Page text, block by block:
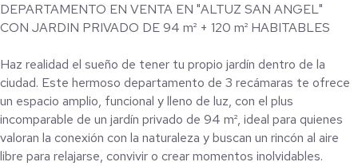
DEPARTAMENTO EN VENTA EN "ALTUZ SAN ANGEL"
CON JARDIN PRIVADO DE 94 m² + 120 m² HABITABLES
Haz realidad el sueño de tener tu propio jardín dentro de la
ciudad. Este hermoso departamento de 3 recámaras te ofrece
un espacio amplio, funcional y lleno de luz, con el plus
incomparable de un jardín privado de 94 m², ideal para quienes
valoran la conexión con la naturaleza y buscan un rincón al aire
libre para relajarse, convivir o crear momentos inolvidables.